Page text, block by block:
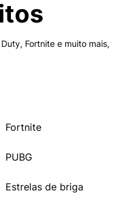
Fortnite e muito mais,
Fortnite
PUBG
Estrelas de briga